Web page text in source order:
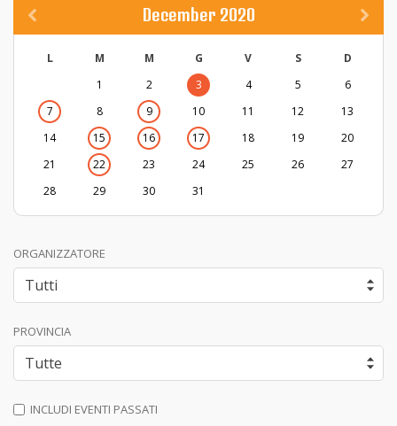
December 2020
L M M G V S
D
1
2 3 4 5
6
7
8 9 10 11 12
13
14
15 16 17 18 19
20
21
22 23 24 25 26
27
28
29 30 31
ORGANIZZATORE
PROVINCIA
INCLUDI EVENTI PASSATI